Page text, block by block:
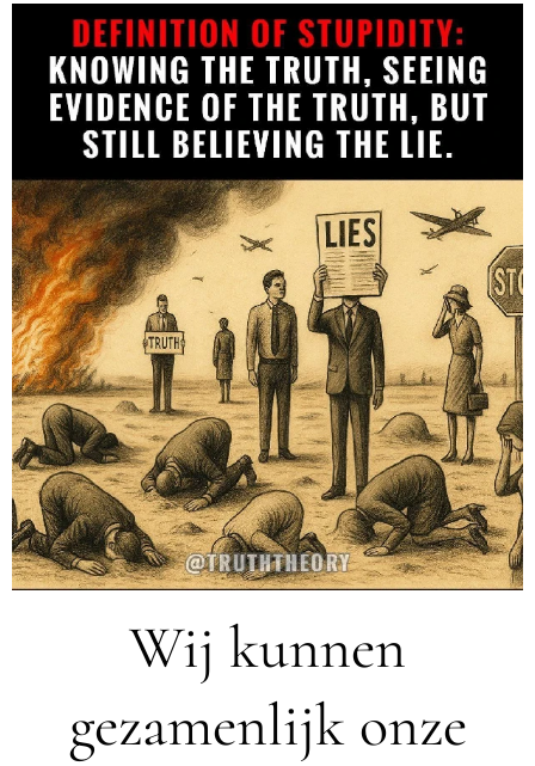
Wij kunnen
gezamenlijk onze